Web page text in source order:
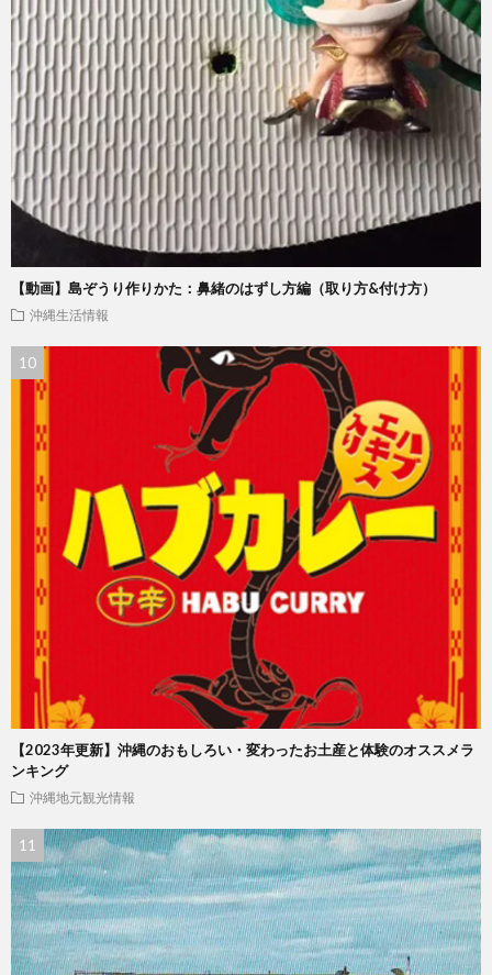
【動画】島ぞうり作りかた：鼻緒のはずし方編（取り方&付け方）
沖縄生活情報
【2023年更新】沖縄のおもしろい・変わったお土産と体験のオススメラ
ンキング
沖縄地元観光情報